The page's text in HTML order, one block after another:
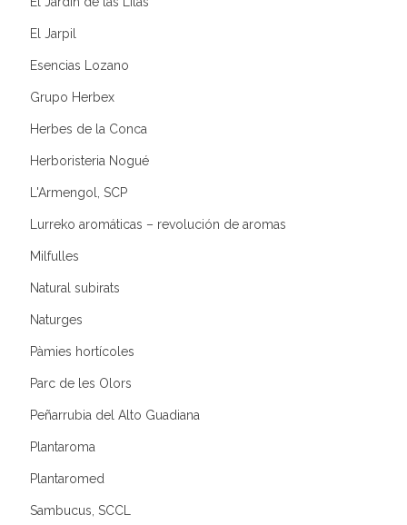
El Jarpil
Esencias Lozano
Grupo Herbex
Herbes de la Conca
Herboristeria Nogué
L'Armengol, SCP
Lurreko aromáticas – revolución de aromas
Milfulles
Natural subirats
Naturges
Pàmies hortícoles
Parc de les Olors
Peñarrubia del Alto Guadiana
Plantaroma
Plantaromed
Sambucus, SCCL